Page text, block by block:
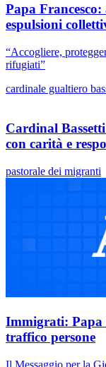
Papa
espulsioni
“Accogliere,
rifugiati”
cardinale gualtiero
Cardinal
con carità e
pastorale dei migranti
Immigrati: Papa
traffico persone
Il Messaggio per la